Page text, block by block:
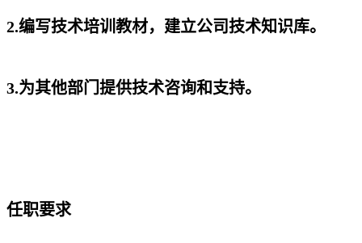
2.编写技术培训教材，建立公司技术知识库。
3.为其他部门提供技术咨询和支持。
任职要求